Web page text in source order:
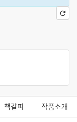
책갈피 작품소개